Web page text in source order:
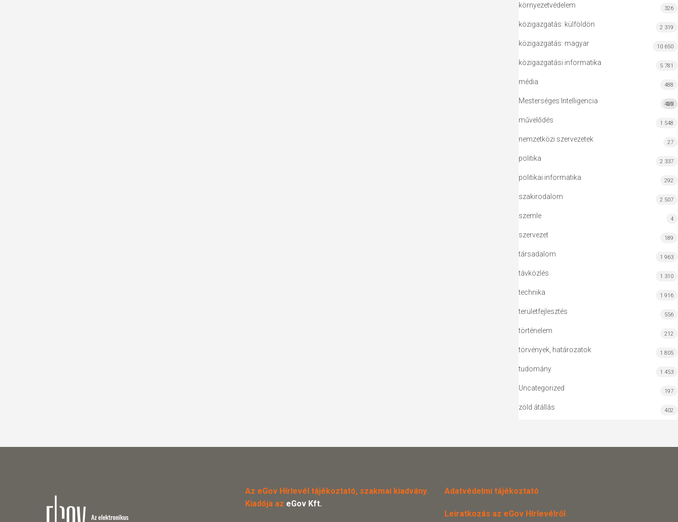
környezetvédelem 326
közigazgatás: külföldön 2 319
közigazgatás: magyar 10 650
közigazgatási informatika 5 781
média 488
Mesterséges Intelligencia MI
420
művelődés 1 548
nemzetközi szervezetek 27
politika 2 337
politikai informatika 292
szakirodalom 2 507
szemle 4
szervezet 189
társadalom 1 963
távközlés 1 310
technika 1 916
területfejlesztés 556
történelem 212
törvények, határozatok 1 805
tudomány 1 453
Uncategorized 197
zöld átállás 402
Az eGov Hírlevél tájékoztató, szakmai kiadvány.
Kiadója az eGov Kft.
Adatvédelmi tájékoztató
Leiratkozás az eGov Hírlevélről